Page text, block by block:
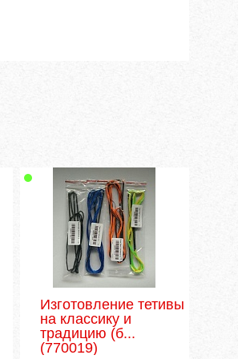
Изготовление тетивы
на классику и
традицию (б...
(770019)